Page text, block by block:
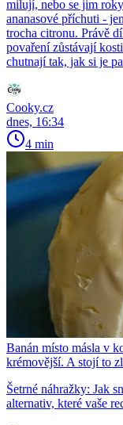
milují, nebo se jim
ananasové příchuti -
trocha citronu. Právě
povaření zůstávají
chutnají tak, jak si je
Cooky.cz
dnes, 16:34
4 min
Banán místo másla v
krémovější. A stojí to
Šetrné náhražky: Jak
alternativ, které vaše